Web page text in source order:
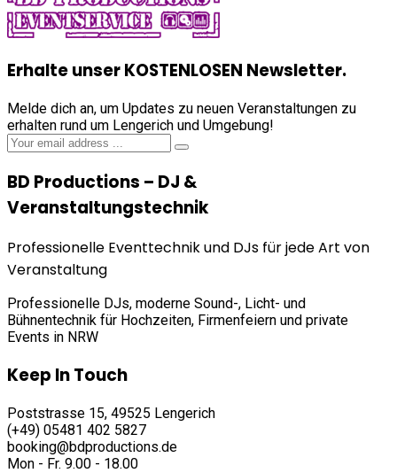
Erhalte unser KOSTENLOSEN Newsletter.
Melde dich an, um Updates zu neuen Veranstaltungen zu
erhalten rund um Lengerich und Umgebung!
BD Productions – DJ &
Veranstaltungstechnik
Professionelle Eventtechnik und DJs für jede Art von
Veranstaltung
Professionelle DJs, moderne Sound-, Licht- und
Bühnentechnik für Hochzeiten, Firmenfeiern und private
Events in NRW
Keep In Touch
Poststrasse 15, 49525 Lengerich
(+49) 05481 402 5827
booking@bdproductions.de
Mon - Fr. 9.00 - 18.00